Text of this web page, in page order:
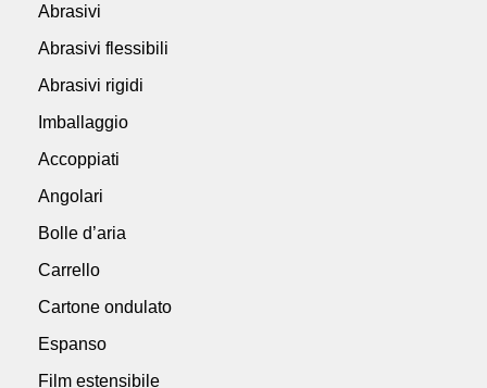
Abrasivi
Abrasivi flessibili
Abrasivi rigidi
Imballaggio
Accoppiati
Angolari
Bolle d’aria
Carrello
Cartone ondulato
Espanso
Film estensibile